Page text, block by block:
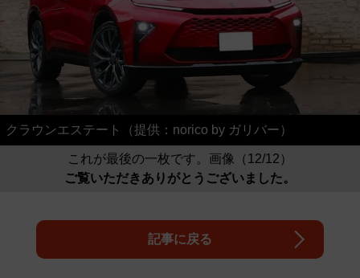
クラウンエステート（提供：norico by ガリバー）
これが最後の一枚です。画像（12/12）
ご覧いただきありがとうございました。
記事に戻る